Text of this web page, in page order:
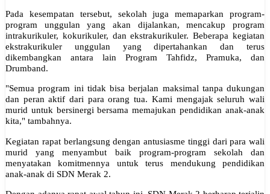
Pada kesempatan tersebut, sekolah juga memaparkan program-
program unggulan yang akan dijalankan, mencakup program
intrakurikuler, kokurikuler, dan ekstrakurikuler. Beberapa kegiatan
ekstrakurikuler unggulan yang dipertahankan dan terus
dikembangkan antara lain Program Tahfidz, Pramuka, dan
Drumband.
"Semua program ini tidak bisa berjalan maksimal tanpa dukungan
dan peran aktif dari para orang tua. Kami mengajak seluruh wali
murid untuk bersinergi bersama memajukan pendidikan anak-anak
kita," tambahnya.
Kegiatan rapat berlangsung dengan antusiasme tinggi dari para wali
murid yang menyambut baik program-program sekolah dan
menyatakan komitmennya untuk terus mendukung pendidikan
anak-anak di SDN Merak 2.